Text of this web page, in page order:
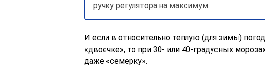
ручку регулятора на максимум.
И если в относительно теплую (для зимы)
«двоечке», то при 30- или 40-градусных
даже «семерку».